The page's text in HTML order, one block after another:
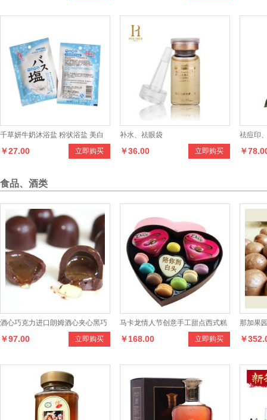
千草妍牛奶沐浴盐 粉状浴盐 美白
润肤去角质 瘦身纤体 袋装浴盐25g
立即购买
￥27.00
补水、祛眼袋
立即购买
￥36.00
祛痘印
￥
食品、酒类
酒心巧克力进口朗姆酒心夹心黑巧
克力零食品休闲小吃散装立即购买
￥97.00
马卡龙情人节创意手工甜点西式糕
点生日礼物德芙巧克力 立即购买
￥168.00
那加果
夷果10
￥